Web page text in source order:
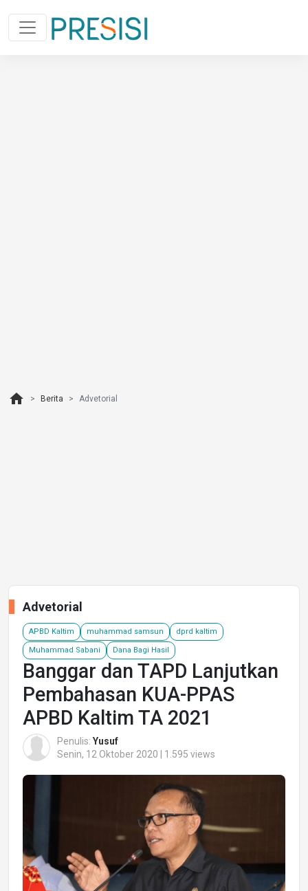
home Berita Advetorial
Advetorial
APBD Kaltim muhammad samsun dprd kaltim
Muhammad Sabani Dana Bagi Hasil
Banggar dan TAPD Lanjutkan
Pembahasan KUA-PPAS
APBD Kaltim TA 2021
Penulis: Yusuf
Senin, 12 Oktober 2020 | 1.595 views